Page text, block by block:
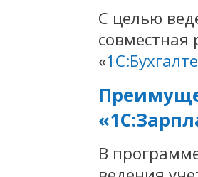
С целью
совместная
«
В